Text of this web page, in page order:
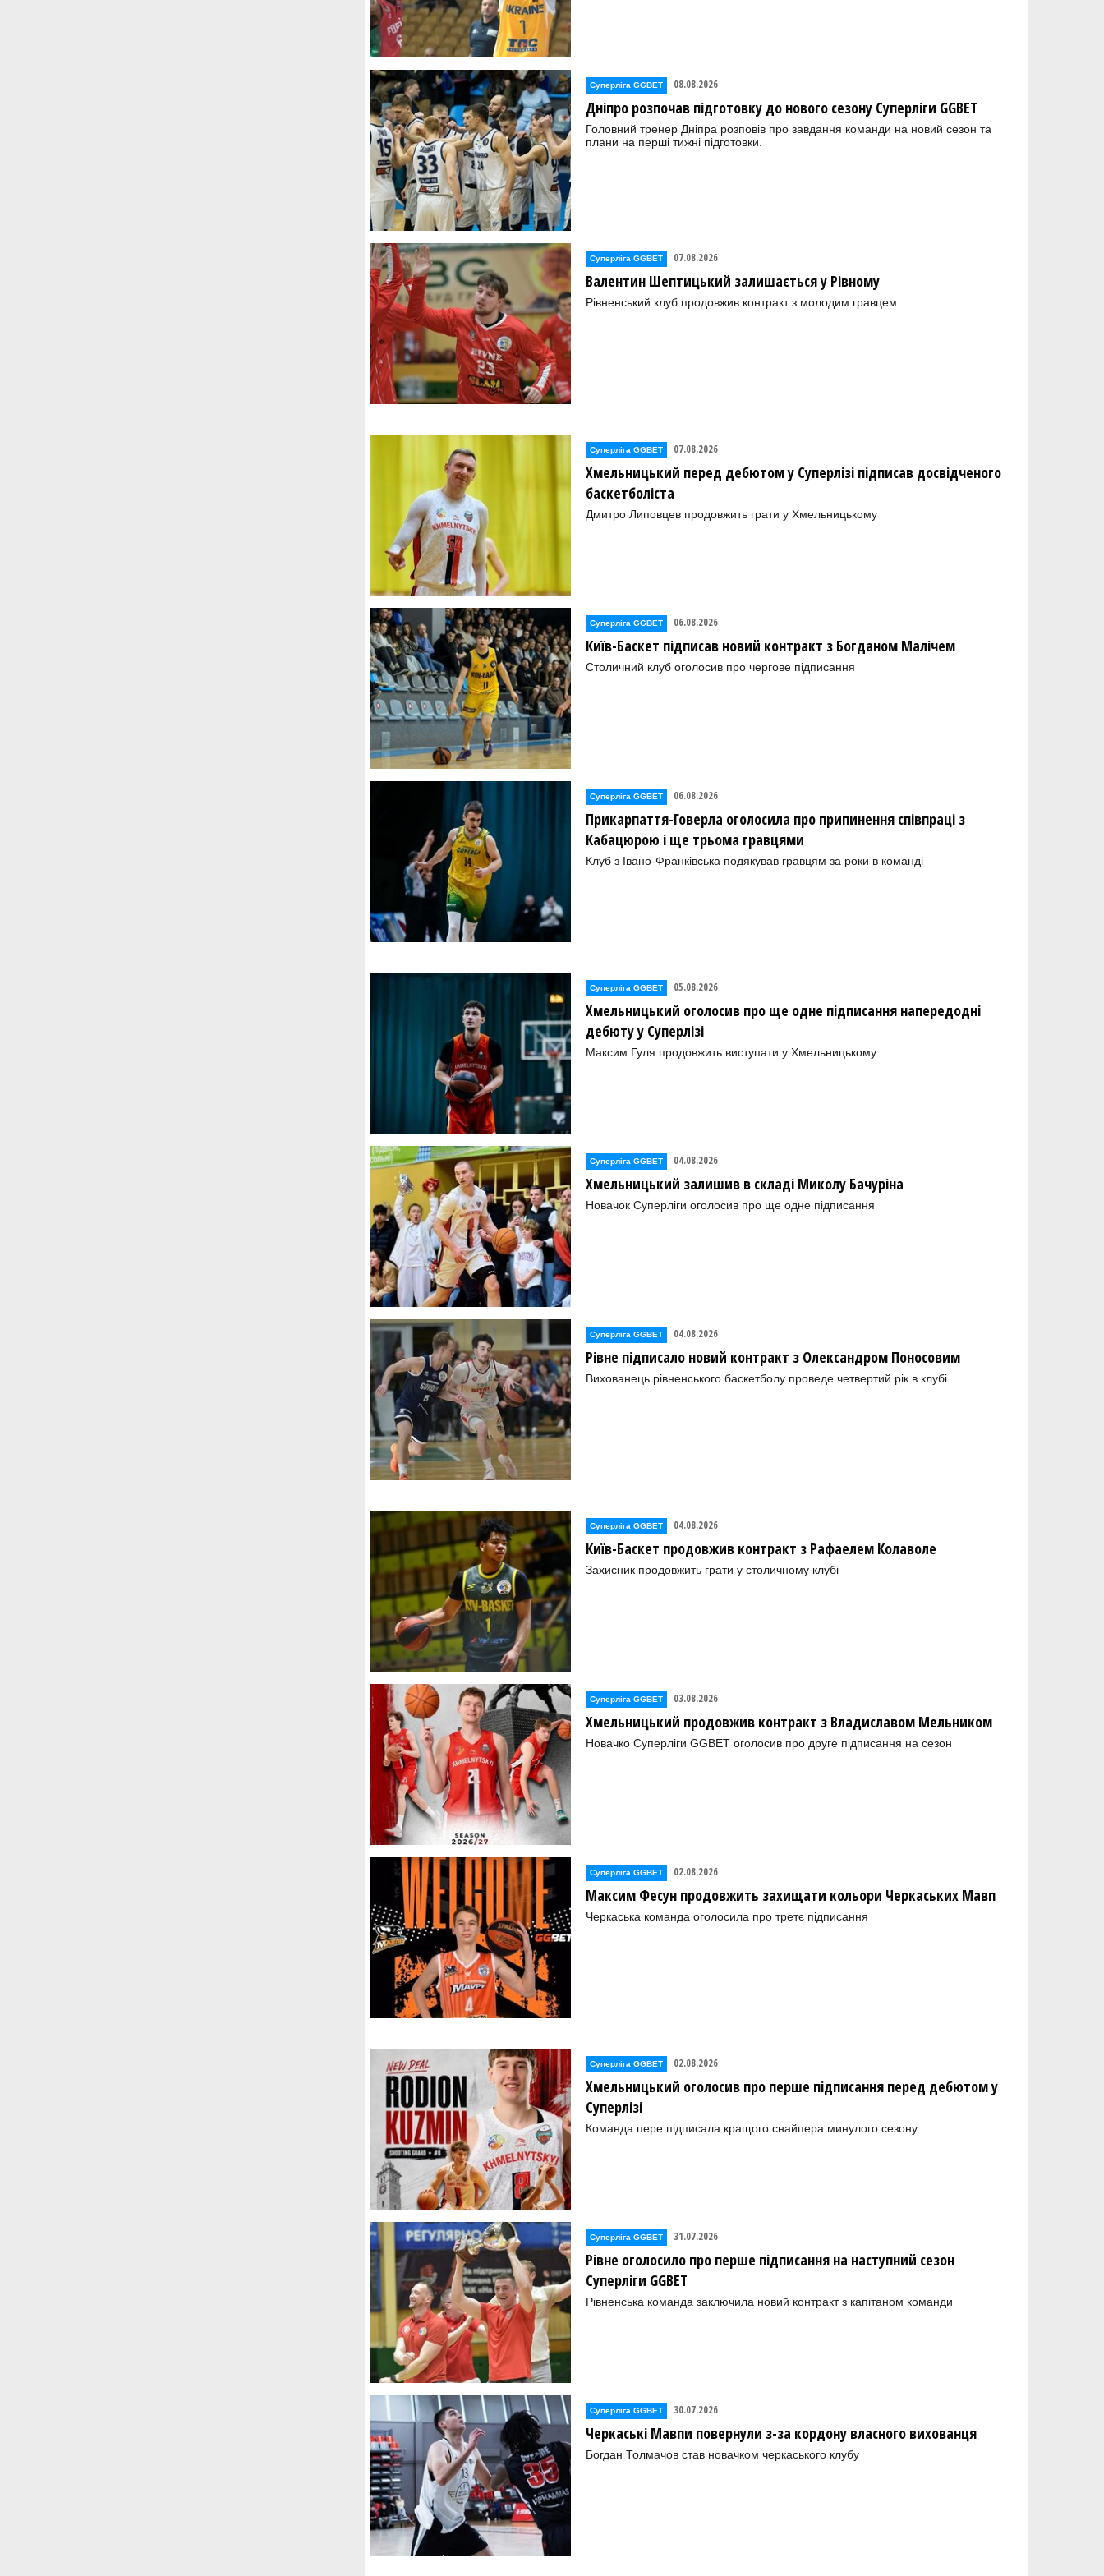
Суперліга GGBET 08.08.2026
Дніпро розпочав підготовку до нового сезону Суперліги GGBET
Головний тренер Дніпра розповів про завдання команди на новий сезон та
плани на перші тижні підготовки.
Суперліга GGBET 07.08.2026
Валентин Шептицький залишається у Рівному
Рівненський клуб продовжив контракт з молодим гравцем
Суперліга GGBET 07.08.2026
Хмельницький перед дебютом у Суперлізі підписав досвідченого
баскетболіста
Дмитро Липовцев продовжить грати у Хмельницькому
Суперліга GGBET 06.08.2026
Київ-Баскет підписав новий контракт з Богданом Малічем
Столичний клуб оголосив про чергове підписання
Суперліга GGBET 06.08.2026
Прикарпаття-Говерла оголосила про припинення співпраці з
Кабацюрою і ще трьома гравцями
Клуб з Івано-Франківська подякував гравцям за роки в команді
Суперліга GGBET 05.08.2026
Хмельницький оголосив про ще одне підписання напередодні
дебюту у Суперлізі
Максим Гуля продовжить виступати у Хмельницькому
Суперліга GGBET 04.08.2026
Хмельницький залишив в складі Миколу Бачуріна
Новачок Суперліги оголосив про ще одне підписання
Суперліга GGBET 04.08.2026
Рівне підписало новий контракт з Олександром Поносовим
Вихованець рівненського баскетболу проведе четвертий рік в клубі
Суперліга GGBET 04.08.2026
Київ-Баскет продовжив контракт з Рафаелем Колаволе
Захисник продовжить грати у столичному клубі
Суперліга GGBET 03.08.2026
Хмельницький продовжив контракт з Владиславом Мельником
Новачко Суперліги GGBET оголосив про друге підписання на сезон
Суперліга GGBET 02.08.2026
Максим Фесун продовжить захищати кольори Черкаських Мавп
Черкаська команда оголосила про третє підписання
Суперліга GGBET 02.08.2026
Хмельницький оголосив про перше підписання перед дебютом у
Суперлізі
Команда пере підписала кращого снайпера минулого сезону
Суперліга GGBET 31.07.2026
Рівне оголосило про перше підписання на наступний сезон
Суперліги GGBET
Рівненська команда заключила новий контракт з капітаном команди
Суперліга GGBET 30.07.2026
Черкаські Мавпи повернули з-за кордону власного вихованця
Богдан Толмачов став новачком черкаського клубу